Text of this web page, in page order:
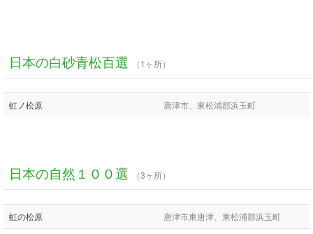
日本の白砂青松百選 （1ヶ所）
虹ノ松原 唐津市、東松浦郡浜玉町
日本の自然１００選 （3ヶ所）
虹の松原 唐津市東唐津、東松浦郡浜玉町